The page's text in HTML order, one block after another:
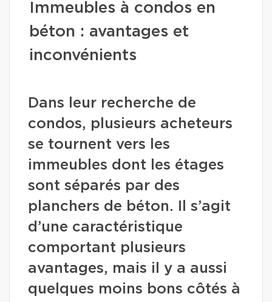
Immeubles à condos en
béton : avantages et
inconvénients
Dans leur recherche de
condos, plusieurs acheteurs
se tournent vers les
immeubles dont les étages
sont séparés par des
planchers de béton. Il s’agit
d’une caractéristique
comportant plusieurs
avantages, mais il y a aussi
quelques moins bons côtés à